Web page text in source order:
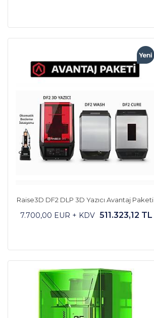
Raise3D DF2 DLP 3D Yazıcı Avantaj Paketi
7.700,00 EUR + KDV 511.323,12 TL